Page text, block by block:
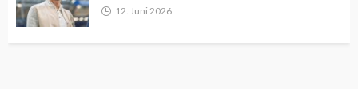
12. Juni 2026